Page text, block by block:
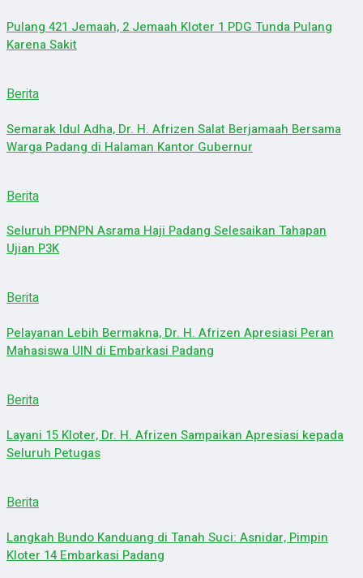
Pulang 421 Jemaah, 2 Jemaah Kloter 1 PDG Tunda Pulang
Karena Sakit
Berita
Semarak Idul Adha, Dr. H. Afrizen Salat Berjamaah Bersama
Warga Padang di Halaman Kantor Gubernur
Berita
Seluruh PPNPN Asrama Haji Padang Selesaikan Tahapan
Ujian P3K
Berita
Pelayanan Lebih Bermakna, Dr. H. Afrizen Apresiasi Peran
Mahasiswa UIN di Embarkasi Padang
Berita
Layani 15 Kloter, Dr. H. Afrizen Sampaikan Apresiasi kepada
Seluruh Petugas
Berita
Langkah Bundo Kanduang di Tanah Suci: Asnidar, Pimpin
Kloter 14 Embarkasi Padang